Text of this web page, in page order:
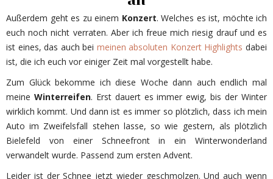
Außerdem geht es zu einem Konzert. Welches es ist, möchte ich
euch noch nicht verraten. Aber ich freue mich riesig drauf und es
ist eines, das auch bei meinen absoluten Konzert Highlights dabei
ist, die ich euch vor einiger Zeit mal vorgestellt habe.
Zum Glück bekomme ich diese Woche dann auch endlich mal
meine Winterreifen. Erst dauert es immer ewig, bis der Winter
wirklich kommt. Und dann ist es immer so plötzlich, dass ich mein
Auto im Zweifelsfall stehen lasse, so wie gestern, als plötzlich
Bielefeld von einer Schneefront in ein Winterwonderland
verwandelt wurde. Passend zum ersten Advent.
Leider ist der Schnee jetzt wieder geschmolzen. Und auch wenn